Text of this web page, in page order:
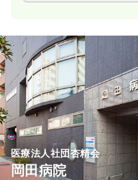
医療法人社団杏精会
岡田病院